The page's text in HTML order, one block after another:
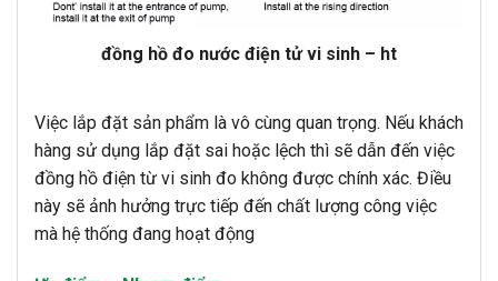
đồng hồ đo nước điện tử vi sinh – ht
Việc lắp đặt sản phẩm là vô cùng quan trọng. Nếu khách
hàng sử dụng lắp đặt sai hoặc lệch thì sẽ dẫn đến việc
đồng hồ điện từ vi sinh đo không được chính xác. Điều
này sẽ ảnh hưởng trực tiếp đến chất lượng công việc
mà hệ thống đang hoạt động